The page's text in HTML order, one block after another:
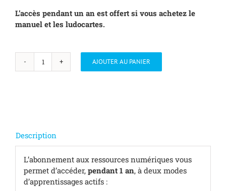
L’accès pendant un an est offert si vous achetez le
manuel et les ludocartes.
quantité
Tome
3
HSK 3 +
AJOUTER AU PANIER
Description
L’abonnement aux ressources numériques vous
permet d’accéder, pendant 1 an, à deux modes
d’apprentissages actifs :